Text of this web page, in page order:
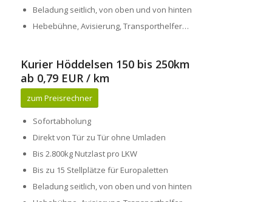
Beladung seitlich, von oben und von hinten
Hebebühne, Avisierung, Transporthelfer…
Kurier Höddelsen 150 bis 250km
ab 0,79 EUR / km
zum Preisrechner
Sofortabholung
Direkt von Tür zu Tür ohne Umladen
Bis 2.800kg Nutzlast pro LKW
Bis zu 15 Stellplätze für Europaletten
Beladung seitlich, von oben und von hinten